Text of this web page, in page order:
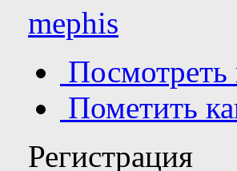
mephis
Пометить
Регистрация